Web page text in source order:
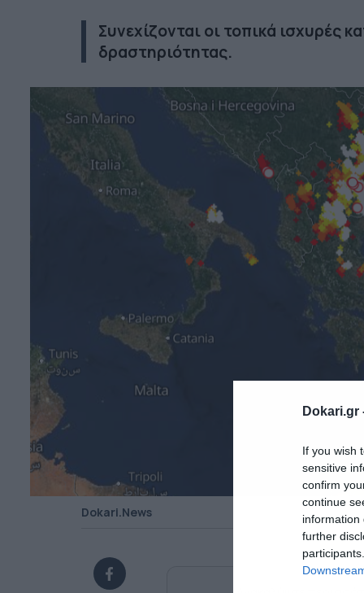
Dokari.gr
If you wish
sensitive
confirm
continue
information
further
Συνεχίζονται οι τοπικά ισχυρές
δραστηριότητας.
Dokari.News